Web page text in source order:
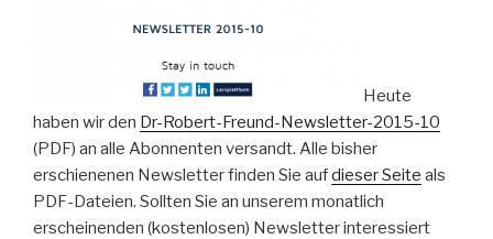
Heute
haben wir den Dr-Robert-Freund-Newsletter-2015-10
(PDF) an alle Abonnenten versandt. Alle bisher
erschienenen Newsletter finden Sie aufdieser Seite als
PDF-Dateien. Sollten Sie an unserem monatlich
erscheinenden (kostenlosen) Newsletter interessiert